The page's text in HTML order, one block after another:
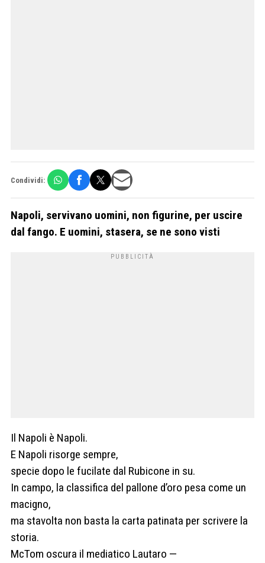
Condividi:
Napoli, servivano uomini, non figurine, per uscire
dal fango. E uomini, stasera, se ne sono visti
Il Napoli è Napoli.
E Napoli risorge sempre,
specie dopo le fucilate dal Rubicone in su.
In campo, la classifica del pallone d’oro pesa come un
macigno,
ma stavolta non basta la carta patinata per scrivere la
storia.
McTom oscura il mediatico Lautaro —